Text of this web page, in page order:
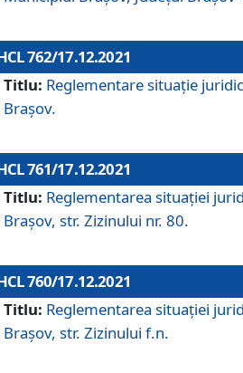
762/17.12.2021
Titlu: Reglementare situație
Brașov.
761/17.12.2021
Titlu: Reglementarea situației
Brașov, str. Zizinului nr. 80.
760/17.12.2021
Titlu: Reglementarea situației
Brașov, str. Zizinului f.n.